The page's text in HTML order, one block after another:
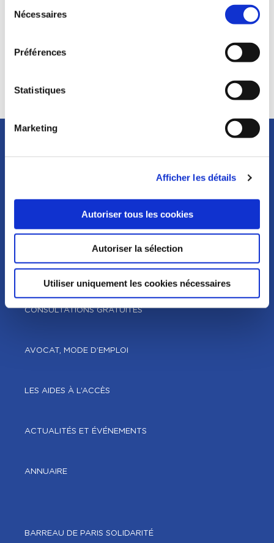
continuez à utiliser notre site Web.
Pour en savoir plus sur notre politique de traitement,
Nécessaires
Préférences
Statistiques
Marketing
Afficher les détails
Autoriser tous les cookies
Autoriser la sélection
Utiliser uniquement les cookies nécessaires
50€
NOUS SUIVRE
CONSULTATIONS GRATUITES
AVOCAT, MODE D’EMPLOI
LES AIDES À L’ACCÈS
ACTUALITÉS ET ÉVÉNEMENTS
ANNUAIRE
BARREAU DE PARIS SOLIDARITÉ